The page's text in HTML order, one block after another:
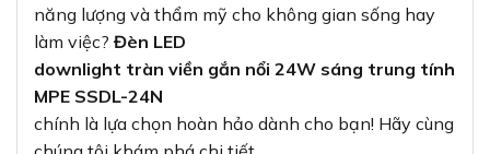
năng lượng và thẩm mỹ cho không gian sống hay
làm việc? Đèn LED
downlight tràn viền gắn nổi 24W sáng trung tính
MPE SSDL-24N
chính là lựa chọn hoàn hảo dành cho bạn! Hãy cùng